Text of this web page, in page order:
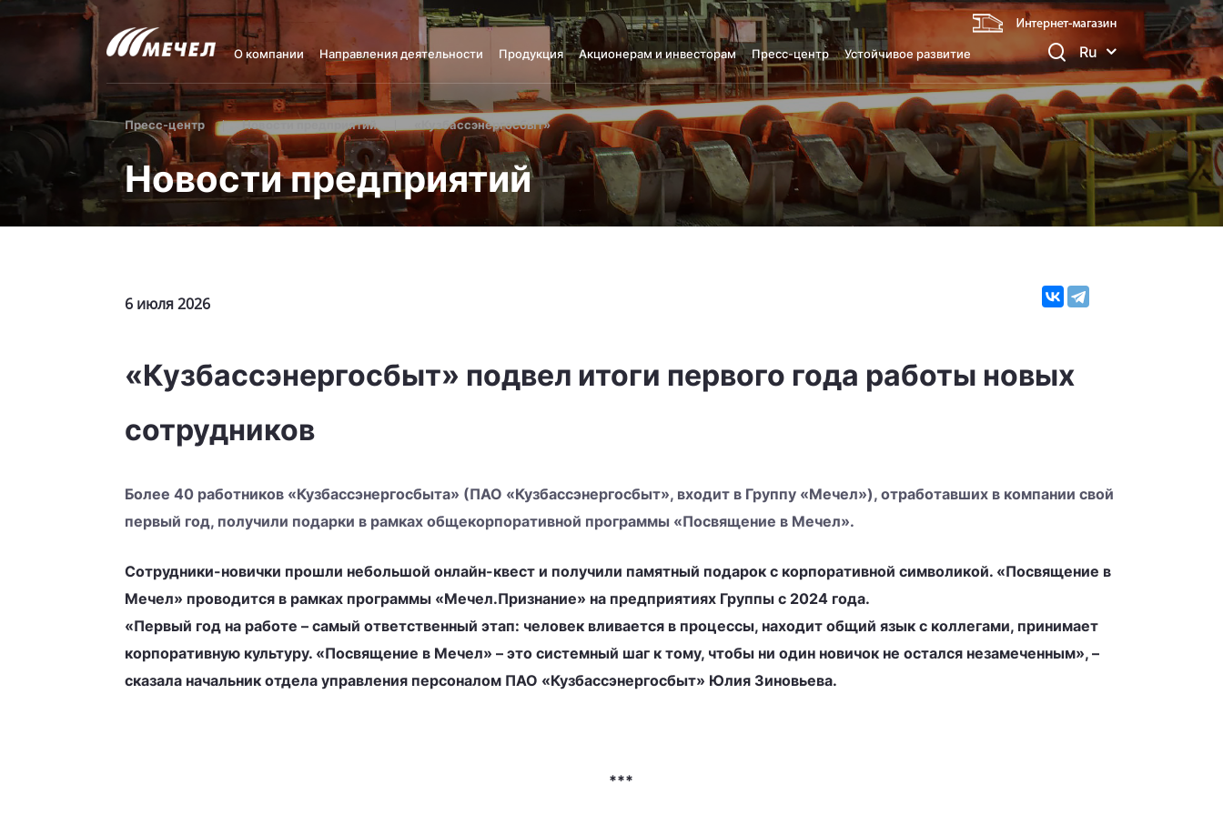
О компании Направления деятельности Продукция Акционерам и инвесторам Пресс-центр Устойчивое развитие Ru
Пресс-центр Новости предприятий «Кузбассэнергосбыт»
Новости предприятий
6 июля 2026
«Кузбассэнергосбыт» подвел итоги первого года работы новых
сотрудников
Более 40 работников «Кузбассэнергосбыта» (ПАО «Кузбассэнергосбыт», входит в Группу «Мечел»), отработавших в компании свой
первый год, получили подарки в рамках общекорпоративной программы «Посвящение в Мечел».
Сотрудники-новички прошли небольшой онлайн-квест и получили памятный подарок с корпоративной символикой. «Посвящение в
Мечел» проводится в рамках программы «Мечел.Признание» на предприятиях Группы с 2024 года.
«Первый год на работе – самый ответственный этап: человек вливается в процессы, находит общий язык с коллегами, принимает
корпоративную культуру. «Посвящение в Мечел» – это системный шаг к тому, чтобы ни один новичок не остался незамеченным», –
сказала начальник отдела управления персоналом ПАО «Кузбассэнергосбыт» Юлия Зиновьева.
***